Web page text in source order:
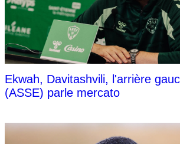
Ekwah, Davitashvili, l'arrière
(ASSE) parle mercato